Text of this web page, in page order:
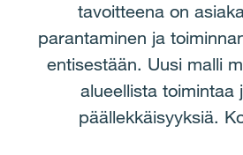
tavoitteena on
parantaminen ja
entisestään. Uusi malli
alueellista toimintaa
päällekkäisyyksiä.